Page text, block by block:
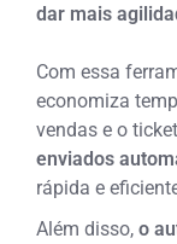
dar mais
Com essa
economiza
vendas e o
enviados
rápida e
Além disso, o